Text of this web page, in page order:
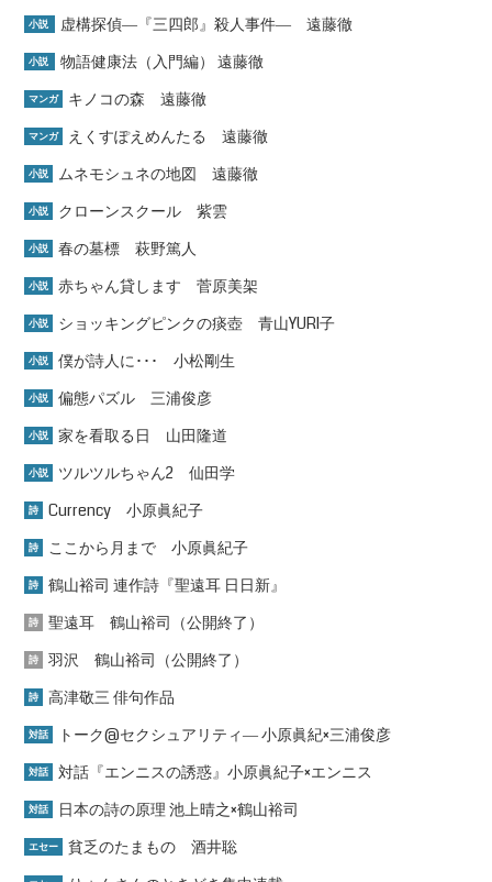
小説 虚構探偵―『三四郎』殺人事件― 遠藤徹
小説 物語健康法（入門編） 遠藤徹
マンガ キノコの森 遠藤徹
マンガ えくすぽえめんたる 遠藤徹
小説 ムネモシュネの地図 遠藤徹
小説 クローンスクール 紫雲
小説 春の墓標 萩野篤人
小説 赤ちゃん貸します 菅原美架
小説 ショッキングピンクの痰壺 青山YURI子
小説 僕が詩人に･･･ 小松剛生
小説 偏態パズル 三浦俊彦
小説 家を看取る日 山田隆道
小説 ツルツルちゃん2 仙田学
詩 Currency 小原眞紀子
詩 ここから月まで 小原眞紀子
詩 鶴山裕司 連作詩『聖遠耳 日日新』
詩 聖遠耳 鶴山裕司（公開終了）
詩 羽沢 鶴山裕司（公開終了）
詩 高津敬三 俳句作品
対話 トーク@セクシュアリティ― 小原眞紀×三浦俊彦
対話 対話『エンニスの誘惑』小原眞紀子×エンニス
対話 日本の詩の原理 池上晴之×鶴山裕司
エセー 貧乏のたまもの 酒井聡